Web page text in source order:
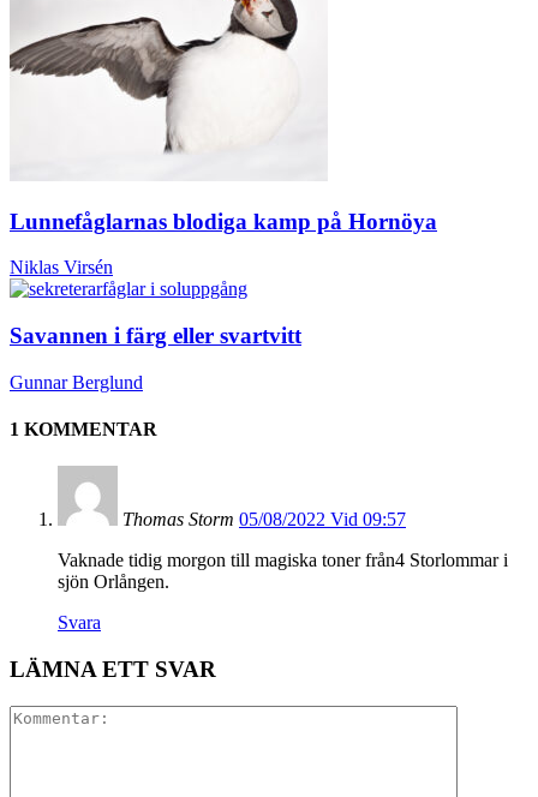
Lunnefåglarnas blodiga kamp på Hornöya
Niklas Virsén
Savannen i färg eller svartvitt
Gunnar Berglund
1 KOMMENTAR
Thomas Storm 05/08/2022 Vid 09:57
Vaknade tidig morgon till magiska toner från4 Storlommar i
sjön Orlången.
Svara
LÄMNA ETT SVAR